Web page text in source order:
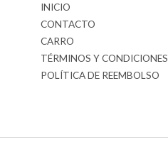
INICIO
CONTACTO
CARRO
TÉRMINOS Y CONDICIONES
POLÍTICA DE REEMBOLSO